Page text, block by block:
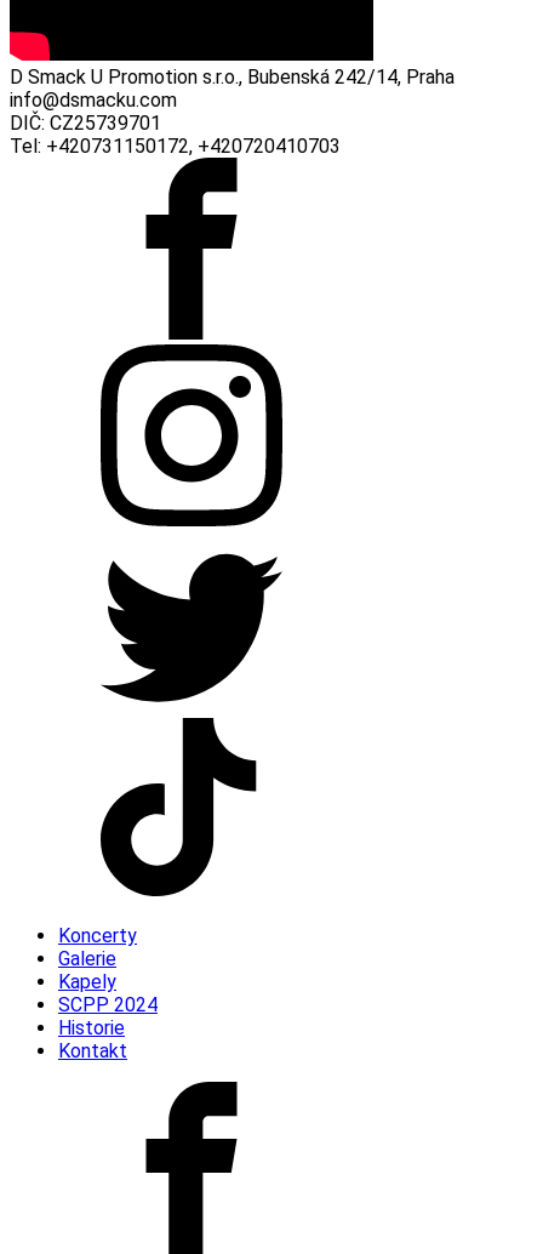
D Smack U Promotion s.r.o., Bubenská 242/14, Praha
info@dsmacku.com
DIČ: CZ25739701
Tel: +420731150172, +420720410703
Koncerty
Galerie
Kapely
SCPP 2024
Historie
Kontakt